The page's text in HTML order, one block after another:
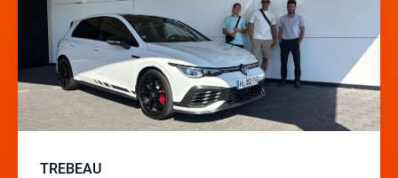
TREBEAU